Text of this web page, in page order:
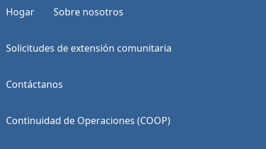
Hogar Sobre nosotros
Solicitudes de extensión comunitaria
Contáctanos
Continuidad de Operaciones (COOP)